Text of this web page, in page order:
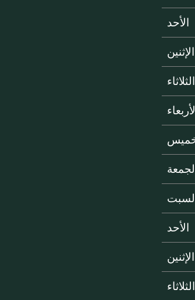
الأحد
الإثنين
الثلاثاء
الأحد
الإثنين
الثلاثاء